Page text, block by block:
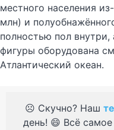
местного населения
млн) и
полностью пол
фигуры оборудована
Атлантический океан.
☹️ Скучно? Наш
день! 😄 Всё